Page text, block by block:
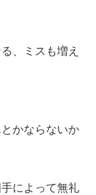
、ミスも増え
かならないか
によって無礼